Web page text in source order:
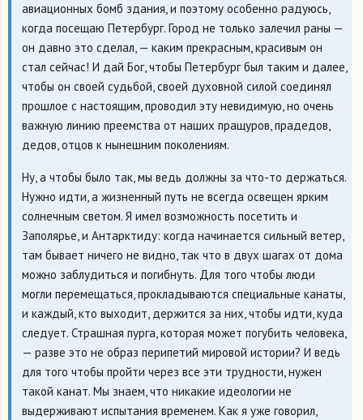
авиационных бомб здания, и поэтому особенно радуюсь,
когда посещаю Петербург. Город не только залечил раны —
он давно это сделал, — каким прекрасным, красивым он
стал сейчас! И дай Бог, чтобы Петербург был таким и далее,
чтобы он своей судьбой, своей духовной силой соединял
прошлое с настоящим, проводил эту невидимую, но очень
важную линию преемства от наших пращуров, прадедов,
дедов, отцов к нынешним поколениям.
Ну, а чтобы было так, мы ведь должны за что-то держаться.
Нужно идти, а жизненный путь не всегда освещен ярким
солнечным светом. Я имел возможность посетить и
Заполярье, и Антарктиду: когда начинается сильный ветер,
там бывает ничего не видно, так что в двух шагах от дома
можно заблудиться и погибнуть. Для того чтобы люди
могли перемещаться, прокладываются специальные канаты,
и каждый, кто выходит, держится за них, чтобы идти, куда
следует. Страшная пурга, которая может погубить человека,
— разве это не образ перипетий мировой истории? И ведь
для того чтобы пройти через все эти трудности, нужен
такой канат. Мы знаем, что никакие идеологии не
выдерживают испытания временем. Как я уже говорил,